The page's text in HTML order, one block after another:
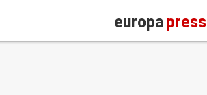
europapress